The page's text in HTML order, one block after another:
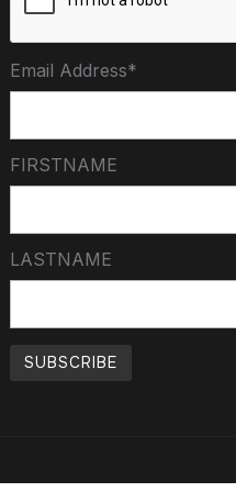
Email Address*
FIRSTNAME
LASTNAME